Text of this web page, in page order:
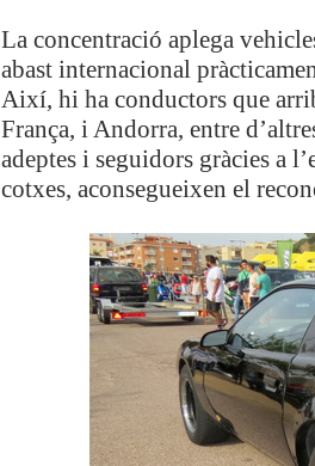
La concentració aplega
abast internacional
Així, hi ha conductors que
França, i Andorra, entre
adeptes i seguidors gràcies a
cotxes, aconsegueixen el